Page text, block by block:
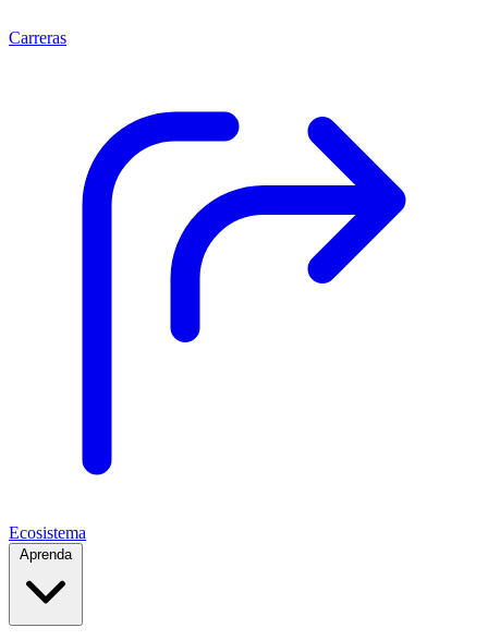
Carreras
Ecosistema
Aprenda